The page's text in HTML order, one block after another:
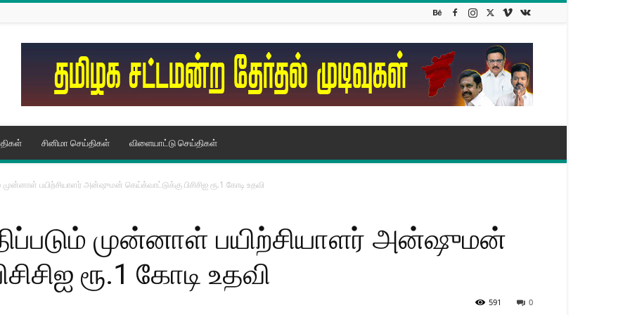
சினிமா செய்திகள் விளையாட்டு செய்திகள்
முன்னாள் பயிற்சியாளர் அன்ஷுமன் கெய்க்வாட்டுக்கு பிசிசிஐ ரூ.1 கோடி உதவி
முன்னாள் பயிற்சியாளர் அன்ஷுமன்
ரூ.1 கோடி உதவி
0
591